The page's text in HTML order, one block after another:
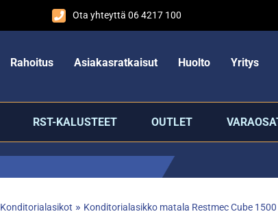
Ota yhteyttä 06 4217 100
Rahoitus Asiakasratkaisut Huolto Yritys
RST-KALUSTEET OUTLET
Konditorialasikot » Konditorialasikko matala Restmec Cube 1500